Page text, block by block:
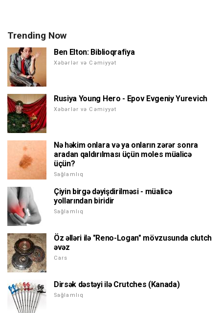
Trending Now
Ben Elton: Biblioqrafiya
Xəbərlər və Cəmiyyət
Rusiya Young Hero - Epov Evgeniy Yurevich
Xəbərlər və Cəmiyyət
Nə həkim onlara və ya onların zərər sonra
aradan qaldırılması üçün moles müalicə
üçün?
Sağlamlıq
Çiyin birgə dəyişdirilməsi - müalicə
yollarından biridir
Sağlamlıq
Öz əlləri ilə "Reno-Logan" mövzusunda clutch
əvəz
Cars
Dirsək dəstəyi ilə Crutches (Kanada)
Sağlamlıq